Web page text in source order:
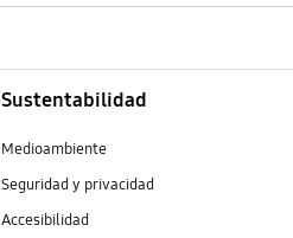
Sustentabilidad
Medioambiente
Seguridad y privacidad
Accesibilidad